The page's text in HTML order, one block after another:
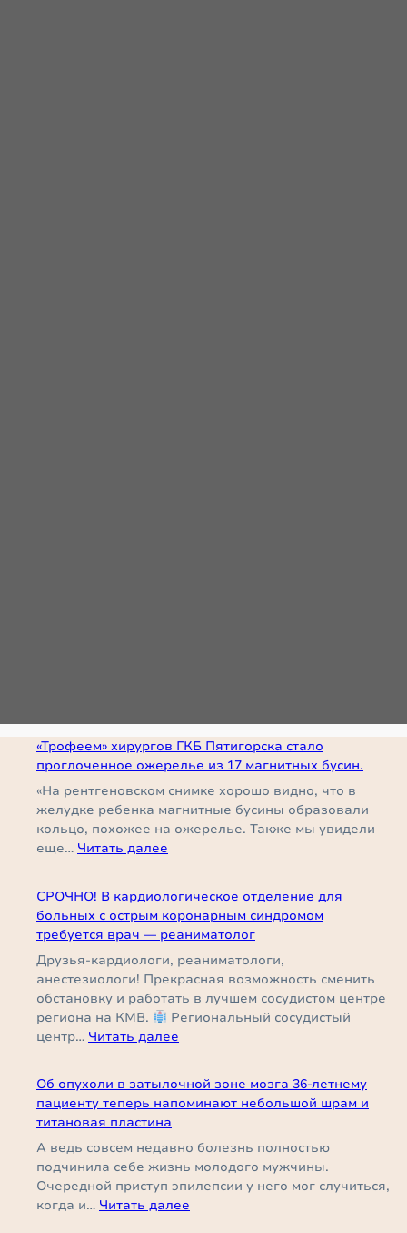
«Трофеем» хирургов ГКБ Пятигорска стало
проглоченное ожерелье из 17 магнитных бусин.
«На рентгеновском снимке хорошо видно, что в
желудке ребенка магнитные бусины образовали
кольцо, похожее на ожерелье. Также мы увидели
еще… Читать далее
ГКБ
Пятигорска
стало
проглоченное
ожерелье
из
17
магнитных
СРОЧНО! В кардиологическое отделение для
больных с острым коронарным синдромом
требуется врач — реаниматолог
Друзья-кардиологи, реаниматологи,
анестезиологи! Прекрасная возможность сменить
обстановку и работать в лучшем сосудистом центре
региона на КМВ.
Региональный сосудистый
центр… Читать далее
кардиологическое
отделение
больных
с
острым
коронарным
Об опухоли в затылочной зоне мозга 36-летнему
пациенту теперь напоминают небольшой шрам и
титановая пластина
А ведь совсем недавно болезнь полностью
подчинила себе жизнь молодого мужчины.
Очередной приступ эпилепсии у него мог случиться,
когда и… Читать далее